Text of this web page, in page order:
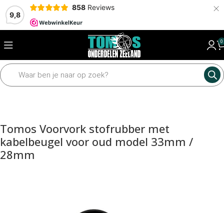
9,8
858 Reviews ×
0
Home Framedelen Voorvork Voorvork toebehoren
Tomos Voorvork stofrubber met
kabelbeugel voor oud model 33mm /
28mm